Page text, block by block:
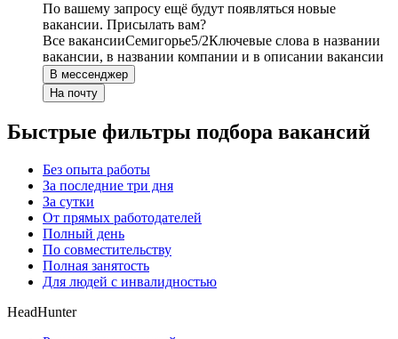
По вашему запросу ещё будут появляться новые
вакансии. Присылать вам?
Все вакансииСемигорье5/2Ключевые слова в названии
вакансии, в названии компании и в описании вакансии
В мессенджер
На почту
Быстрые фильтры подбора вакансий
Без опыта работы
За последние три дня
За сутки
От прямых работодателей
Полный день
По совместительству
Полная занятость
Для людей с инвалидностью
HeadHunter